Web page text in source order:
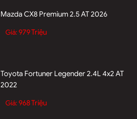
Mazda CX8 Premium 2.5 AT 2026
Giá:979 Triệu
Toyota Fortuner Legender 2.4L 4x2 AT
2022
Giá:968 Triệu